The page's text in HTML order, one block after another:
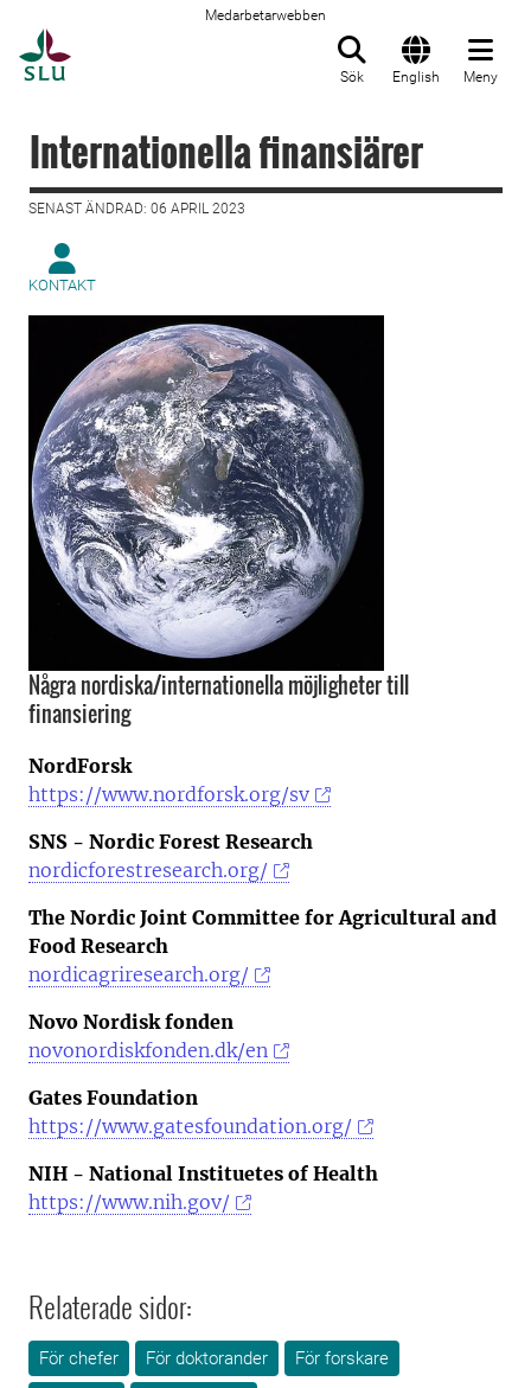
Medarbetarwebben
Sök English Meny
Internationella finansiärer
SENAST ÄNDRAD: 06 APRIL 2023
KONTAKT
Några nordiska/internationella möjligheter till
finansiering
NordForsk
https://www.nordforsk.org/sv
SNS - Nordic Forest Research
nordicforestresearch.org/
The Nordic Joint Committee for Agricultural and
Food Research
nordicagriresearch.org/
Novo Nordisk fonden
novonordiskfonden.dk/en
Gates Foundation
https://www.gatesfoundation.org/
NIH - National Instituetes of Health
https://www.nih.gov/
Relaterade sidor:
För chefer För doktorander
För forskare